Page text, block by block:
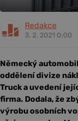
Redakce
3. 2. 2021 0:00
Německý
oddělení divize
Truck a uvedení
firma. Dodala, že
výrobu osobních